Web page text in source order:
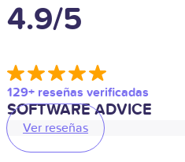
4.9/5
129+ reseñas verificadas
SOFTWARE ADVICE
Ver reseñas